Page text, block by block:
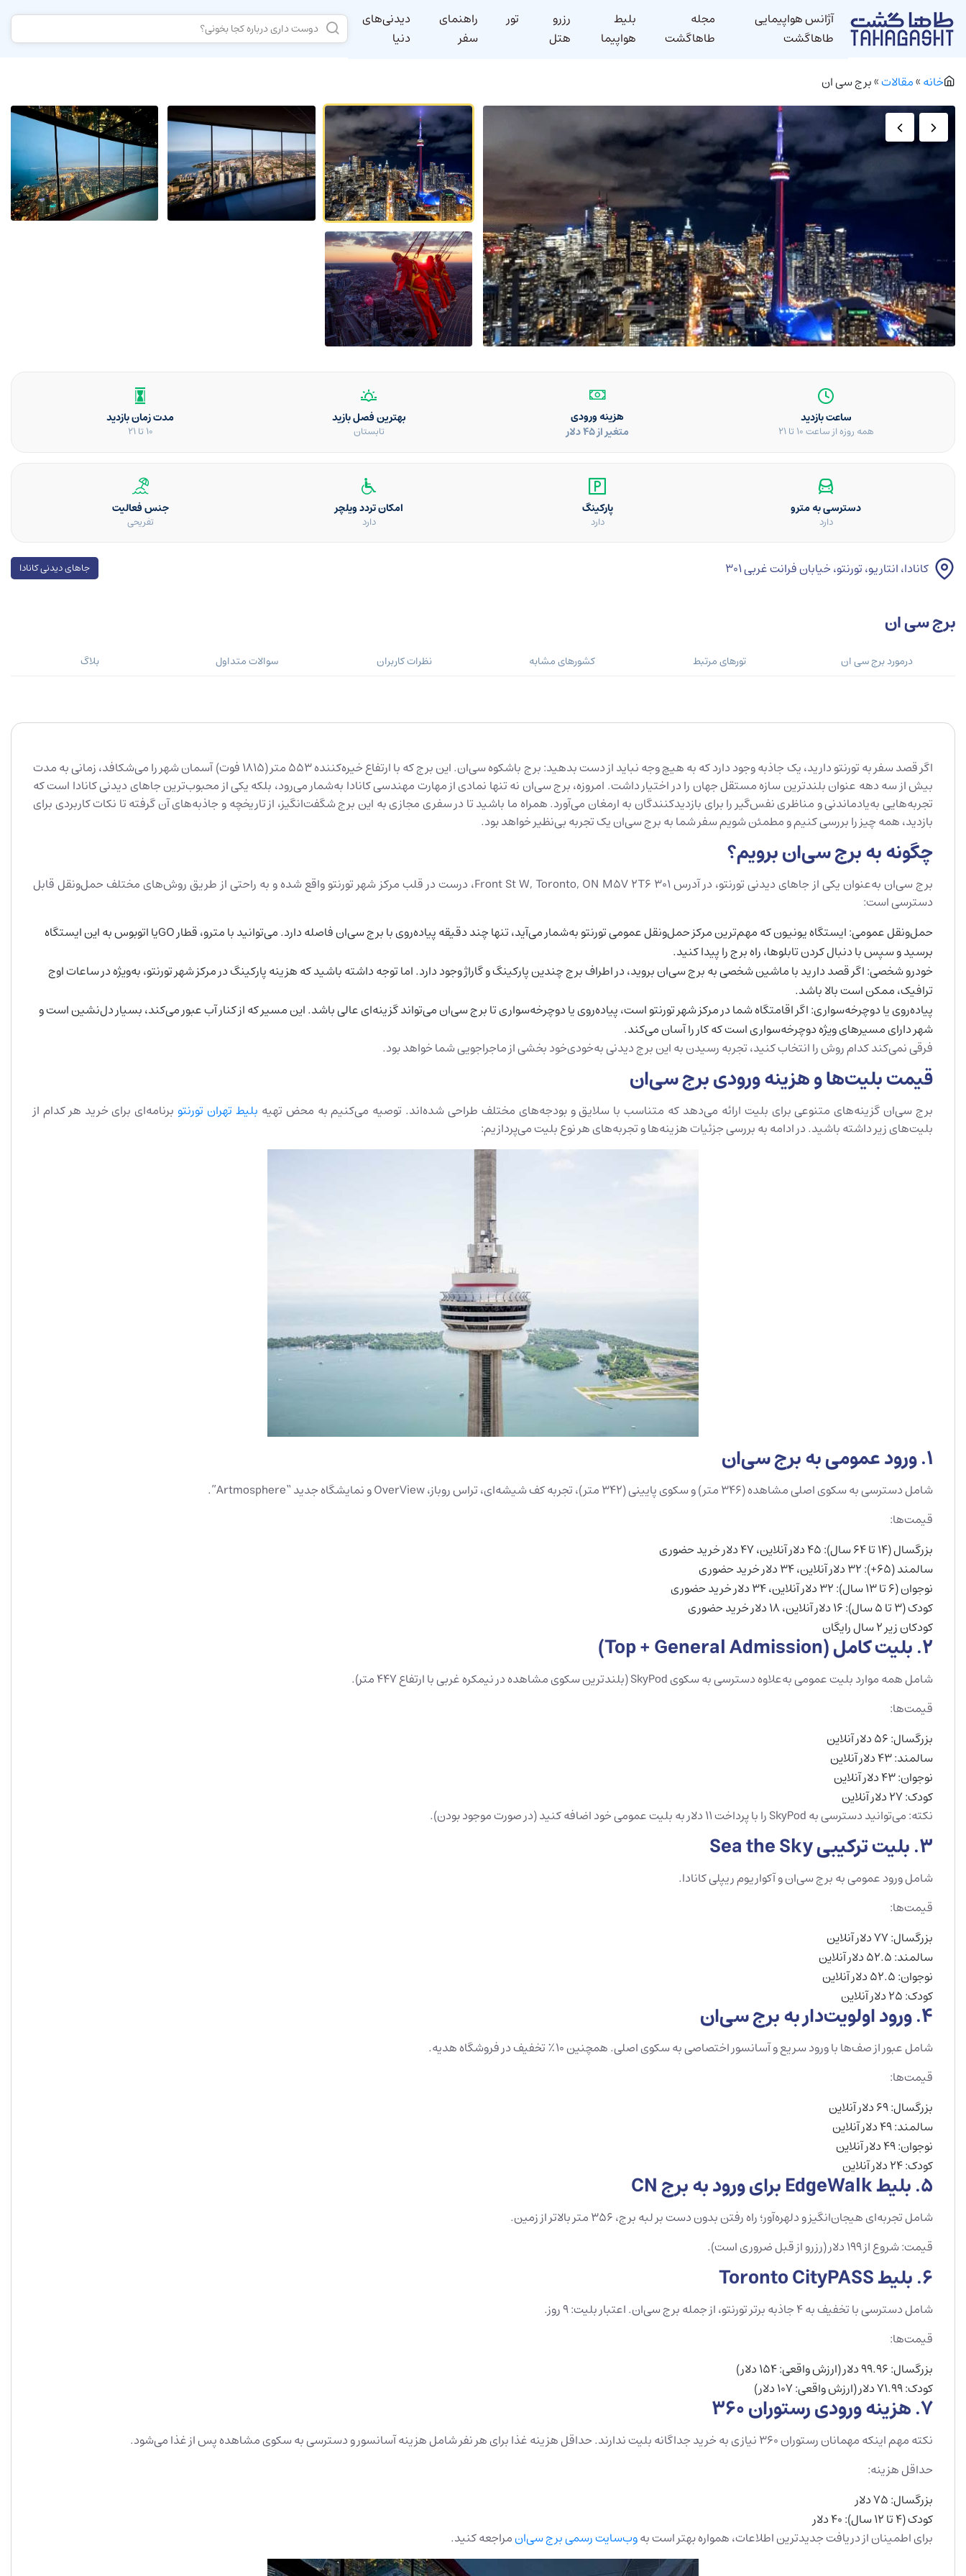
دیدنی‌های
دنیا
راهنمای
سفر
تور
رزرو
هتل
بلیط
هواپیما
مجله
طاهاگشت
آژانس هواپیمایی
طاهاگشت
خانه»مقالات»برج سی ان
ساعت بازدید
همه روزه از ساعت ۱۰ تا ۲۱
هزینه ورودی
متغیر از ۴۵ دلار
بهترین فصل بازید
تابستان
مدت زمان بازدید
۱۰ تا ۲۱
دسترسی به مترو
دارد
پارکینگ
دارد
امکان تردد ویلچر
دارد
جنس فعالیت
تفریحی
کانادا، انتاریو، تورنتو، خیابان فرانت غربی ۳۰۱ جاهای دیدنی کانادا
برج سی ان
درمورد برج سی ان تورهای مرتبط کشورهای مشابه نظرات کاربران سوالات متداول بلاگ
اگر قصد سفر به تورنتو دارید، یک جاذبه وجود دارد که به هیچ وجه نباید از دست بدهید: برج باشکوه سی‌ان. این برج که با ارتفاع خیره‌کننده ۵۵۳ متر (۱۸۱۵ فوت) آسمان شهر را می‌شکافد، زمانی به مدت
بیش از سه دهه عنوان بلندترین سازه مستقل جهان را در اختیار داشت. امروزه، برج سی‌ان نه تنها نمادی از مهارت مهندسی کانادا به‌شمار می‌رود، بلکه یکی از محبوب‌ترین جاهای دیدنی کانادا است که
تجربه‌هایی به‌یادماندنی و مناظری نفس‌گیر را برای بازدیدکنندگان به ارمغان می‌آورد. همراه ما باشید تا در سفری مجازی به این برج شگفت‌انگیز، از تاریخچه و جاذبه‌های آن گرفته تا نکات کاربردی برای
بازدید، همه چیز را بررسی کنیم و مطمئن شویم سفر شما به برج سی‌ان یک تجربه بی‌نظیر خواهد بود.
چگونه به برج سی‌ان برویم؟
برج سی‌ان به‌عنوان یکی از جاهای دیدنی تورنتو، در آدرس 301 Front St W, Toronto, ON M5V 2T6، درست در قلب مرکز شهر تورنتو واقع شده و به راحتی از طریق روش‌های مختلف حمل‌ونقل قابل
دسترسی است:
حمل‌ونقل عمومی: ایستگاه یونیون که مهم‌ترین مرکز حمل‌ونقل عمومی تورنتو به‌شمار می‌آید، تنها چند دقیقه پیاده‌روی با برج سی‌ان فاصله دارد. می‌توانید با مترو، قطار GOیا اتوبوس به این ایستگاه
برسید و سپس با دنبال کردن تابلوها، راه برج را پیدا کنید.
خودرو شخصی: اگر قصد دارید با ماشین شخصی به برج سی‌ان بروید، در اطراف برج چندین پارکینگ و گاراژ وجود دارد. اما توجه داشته باشید که هزینه پارکینگ در مرکز شهر تورنتو، به‌ویژه در ساعات اوج
ترافیک، ممکن است بالا باشد.
پیاده‌روی یا دوچرخه‌سواری: اگر اقامتگاه شما در مرکز شهر تورنتو است، پیاده‌روی یا دوچرخه‌سواری تا برج سی‌ان می‌تواند گزینه‌ای عالی باشد. این مسیر که از کنار آب عبور می‌کند، بسیار دل‌نشین است و
شهر دارای مسیرهای ویژه دوچرخه‌سواری است که کار را آسان می‌کند.
فرقی نمی‌کند کدام روش را انتخاب کنید، تجربه رسیدن به این برج دیدنی به‌خودی‌خود بخشی از ماجراجویی شما خواهد بود.
قیمت بلیت‌ها و هزینه ورودی برج سی‌ان
برج سی‌ان گزینه‌های متنوعی برای بلیت ارائه می‌دهد که متناسب با سلایق و بودجه‌های مختلف طراحی شده‌اند. توصیه می‌کنیم به محض تهیه بلیط تهران تورنتو برنامه‌ای برای خرید هر کدام از
بلیت‌های زیر داشته باشید. در ادامه به بررسی جزئیات هزینه‌ها و تجربه‌های هر نوع بلیت می‌پردازیم:
1. ورود عمومی به برج سی‌ان
شامل دسترسی به سکوی اصلی مشاهده (۳۴۶ متر) و سکوی پایینی (۳۴۲ متر)، تجربه کف شیشه‌ای، تراس روباز، OverView و نمایشگاه جدید “Artmosphere”.
قیمت‌ها:
بزرگسال (۱۴ تا ۶۴ سال): ۴۵ دلار آنلاین، ۴۷ دلار خرید حضوری
سالمند (۶۵+): ۳۲ دلار آنلاین، ۳۴ دلار خرید حضوری
نوجوان (۶ تا ۱۳ سال): ۳۲ دلار آنلاین، ۳۴ دلار خرید حضوری
کودک (۳ تا ۵ سال): ۱۶ دلار آنلاین، ۱۸ دلار خرید حضوری
کودکان زیر ۲ سال رایگان
2. بلیت کامل (Top + General Admission)
شامل همه موارد بلیت عمومی به‌علاوه دسترسی به سکوی SkyPod (بلندترین سکوی مشاهده در نیمکره غربی با ارتفاع ۴۴۷ متر).
قیمت‌ها:
بزرگسال: ۵۶ دلار آنلاین
سالمند: ۴۳ دلار آنلاین
نوجوان: ۴۳ دلار آنلاین
کودک: ۲۷ دلار آنلاین
نکته: می‌توانید دسترسی به SkyPod را با پرداخت ۱۱ دلار به بلیت عمومی خود اضافه کنید (در صورت موجود بودن).
3. بلیت ترکیبی Sea the Sky
شامل ورود عمومی به برج سی‌ان و آکواریوم ریپلی کانادا.
قیمت‌ها:
بزرگسال: ۷۷ دلار آنلاین
سالمند: ۵۲.۵ دلار آنلاین
نوجوان: ۵۲.۵ دلار آنلاین
کودک: ۲۵ دلار آنلاین
4. ورود اولویت‌دار به برج سی‌ان
شامل عبور از صف‌ها با ورود سریع و آسانسور اختصاصی به سکوی اصلی. همچنین ۱۰٪ تخفیف در فروشگاه هدیه.
قیمت‌ها:
بزرگسال: ۶۹ دلار آنلاین
سالمند: ۴۹ دلار آنلاین
نوجوان: ۴۹ دلار آنلاین
کودک: ۲۴ دلار آنلاین
5. بلیط EdgeWalk برای ورود به برج CN
شامل تجربه‌ای هیجان‌انگیز و دلهره‌آور؛ راه رفتن بدون دست بر لبه برج، ۳۵۶ متر بالاتر از زمین.
قیمت: شروع از ۱۹۹ دلار (رزرو از قبل ضروری است).
6. بلیط Toronto CityPASS
شامل دسترسی با تخفیف به ۴ جاذبه برتر تورنتو، از جمله برج سی‌ان. اعتبار بلیت: ۹ روز.
قیمت‌ها:
بزرگسال: ۹۹.۹۶ دلار (ارزش واقعی: ۱۵۴ دلار)
کودک: ۷۱.۹۹ دلار (ارزش واقعی: ۱۰۷ دلار)
7. هزینه ورودی رستوران ۳۶۰
نکته مهم اینکه مهمانان رستوران ۳۶۰ نیازی به خرید جداگانه بلیت ندارند. حداقل هزینه غذا برای هر نفر شامل هزینه آسانسور و دسترسی به سکوی مشاهده پس از غذا می‌شود.
حداقل هزینه:
بزرگسال: ۷۵ دلار
کودک (۴ تا ۱۲ سال): ۴۰ دلار
برای اطمینان از دریافت جدیدترین اطلاعات، همواره بهتر است بهوب‌سایت رسمی برج سی‌انمراجعه کنید.